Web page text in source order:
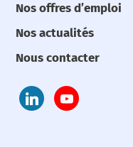
Nos offres d’emploi
Nos actualités
Nous contacter